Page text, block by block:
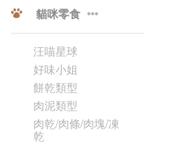
貓咪零食
汪喵星球
好味小姐
餅乾類型
肉泥類型
肉乾/肉條/肉塊/凍
乾